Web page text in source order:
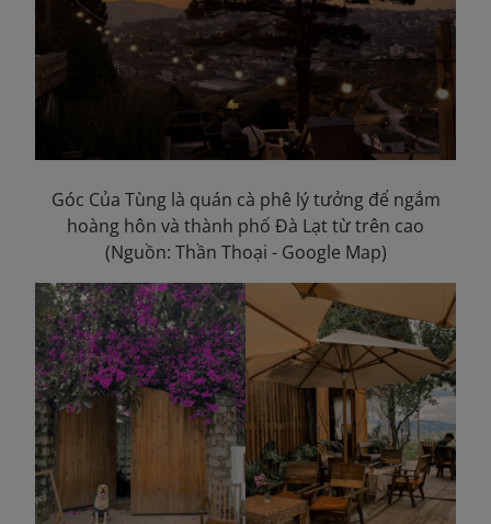
Góc Của Tùng là quán cà phê lý tưởng để ngắm
hoàng hôn và thành phố Đà Lạt từ trên cao
(Nguồn: Thần Thoại - Google Map)